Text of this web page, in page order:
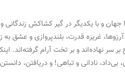
جهان و با یکدیگر در گیر کشاکش
غریزه قدرت، بلندپروازی و عشق
بر سر نهاده‌اند و بر تخت آرام
بی‌داد، نادانی و تباهی! و دریافتن،